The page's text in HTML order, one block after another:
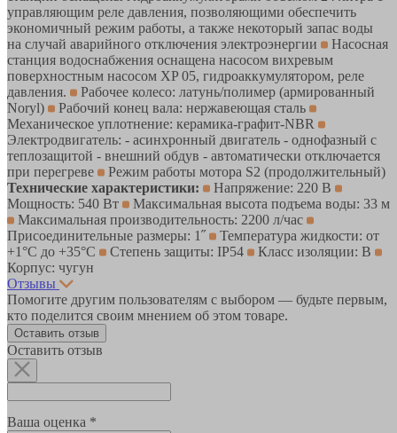
управляющим реле давления, позволяющими обеспечить
экономичный режим работы, а также некоторый запас воды
на случай аварийного отключения электроэнергии
Насосная
станция водоснабжения оснащена насосом вихревым
поверхностным насосом XP 05, гидроаккумулятором, реле
давления.
Рабочее колесо: латунь/полимер (армированный
Noryl)
Рабочий конец вала: нержавеющая сталь
Механическое уплотнение: керамика-графит-NBR
Электродвигатель: - асинхронный двигатель - однофазный с
теплозащитой - внешний обдув - автоматически отключается
при перегреве
Режим работы мотора S2 (продолжительный)
Технические характеристики:
Напряжение: 220 В
Мощность: 540 Вт
Максимальная высота подъема воды: 33 м
Максимальная производительность: 2200 л/час
Присоединительные размеры: 1˝
Температура жидкости: от
+1°С до +35°С
Степень защиты: IP54
Класс изоляции: B
Корпус: чугун
Отзывы
Помогите другим пользователям с выбором — будьте первым,
кто поделится своим мнением об этом товаре.
Оставить отзыв
Оставить отзыв
Ваша оценка *